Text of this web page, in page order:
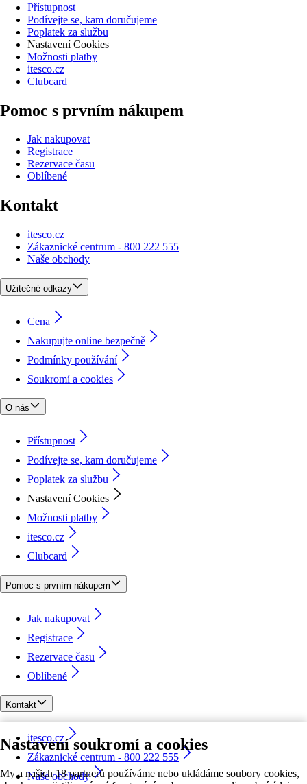
Nastavení soukromí a cookies
My a našich 18 partnerů používáme nebo ukládáme soubory cookies,
Přístupnost
Podívejte se, kam doručujeme
Poplatek za službu
Nastavení Cookies
Možnosti platby
itesco.cz
Clubcard
Pomoc s prvním nákupem
Jak nakupovat
Registrace
Rezervace času
Oblíbené
Kontakt
itesco.cz
Zákaznické centrum - 800 222 555
Naše obchody
Užitečné odkazy
Cena
Nakupujte online bezpečně
Podmínky používání
Soukromí a cookies
O nás
Přístupnost
Podívejte se, kam doručujeme
Poplatek za službu
Nastavení Cookies
Možnosti platby
itesco.cz
Clubcard
Pomoc s prvním nákupem
Jak nakupovat
Registrace
Rezervace času
Oblíbené
Kontakt
itesco.cz
Zákaznické centrum - 800 222 555
Naše obchody